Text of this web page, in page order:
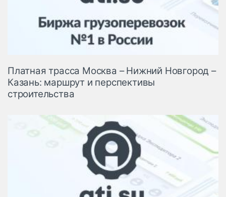
Платная трасса Москва – Нижний Новгород –
Казань: маршрут и перспективы
строительства